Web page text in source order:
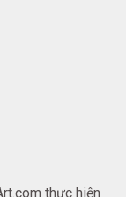
thực hiện